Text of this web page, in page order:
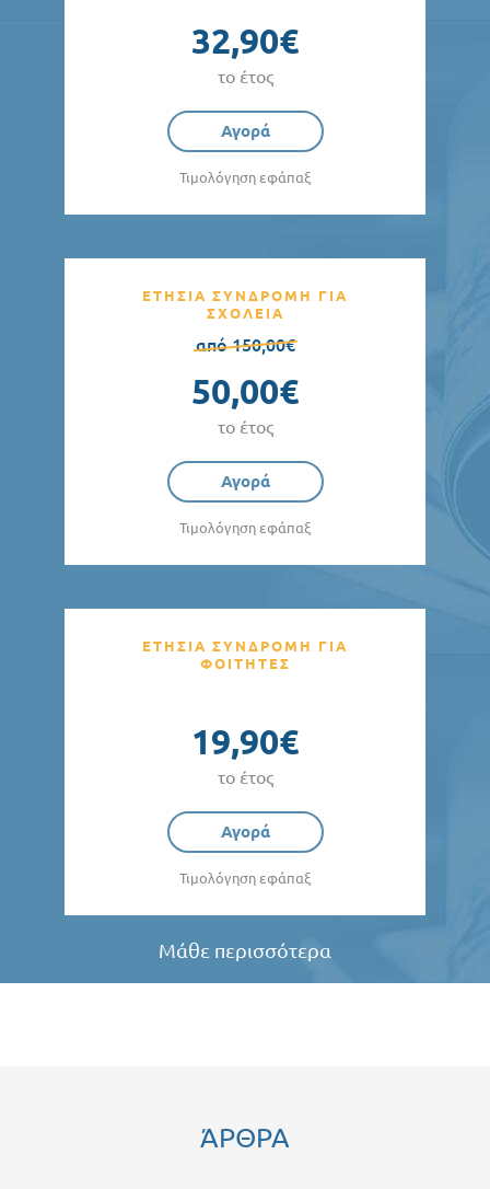
32,90€
το έτος
Αγορά
Τιμολόγηση εφάπαξ
ΕΤΗΣΙΑ ΣΥΝΔΡΟΜΗ ΓΙΑ
ΣΧΟΛΕΙΑ
από 150,00€
50,00€
το έτος
Αγορά
Τιμολόγηση εφάπαξ
ΕΤΗΣΙΑ ΣΥΝΔΡΟΜΗ ΓΙΑ
ΦΟΙΤΗΤΕΣ
19,90€
το έτος
Αγορά
Τιμολόγηση εφάπαξ
Μάθε περισσότερα
ΆΡΘΡΑ